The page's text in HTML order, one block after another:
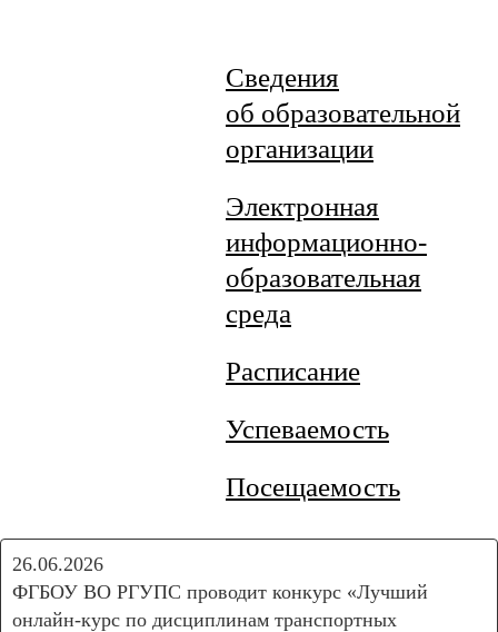
Сведения
об образовательной
организации
Электронная
информационно-
образовательная
среда
Расписание
Успеваемость
Поcещаемость
26.06.2026
ФГБОУ ВО РГУПС проводит конкурс «Лучший
онлайн-курс по дисциплинам транспортных